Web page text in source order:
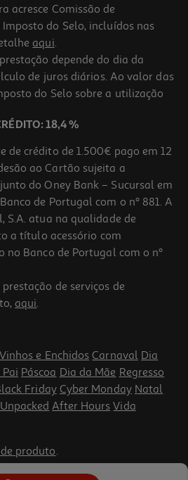
4.1 (93)
Branco
4.2
Pro Preto
acresce Comissão de
do Selo, incluídos nas
aqui.
depende do dia da
de juros diários. Ao valor das
do Selo sobre a utilização
18,4 %
de crédito de 1.500€ pago em 12
ao Cartão sujeita a
do Oney Bank – Sucursal em
de Portugal com o nº 881. A
S.A. atua na qualidade de
a título acessório com
no Banco de Portugal com o nº
de serviços de
aqui.
e Enchidos Carnaval Dia
Páscoa Dia da Mãe Regresso
Friday Cyber Monday Natal
After Hours Vida
produto.